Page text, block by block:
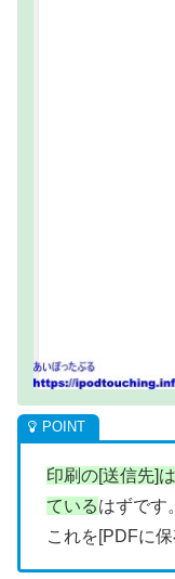
印刷の[送信先]
ているはずです。
これを[PDFに保